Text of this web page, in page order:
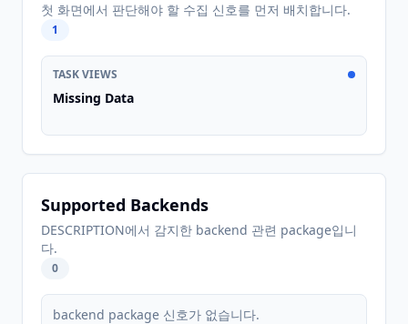
첫 화면에서 판단해야 할 수집 신호를 먼저 배치합니다.
1
TASK VIEWS
Missing Data
Supported Backends
DESCRIPTION에서 감지한 backend 관련 package입니
다.
0
backend package 신호가 없습니다.